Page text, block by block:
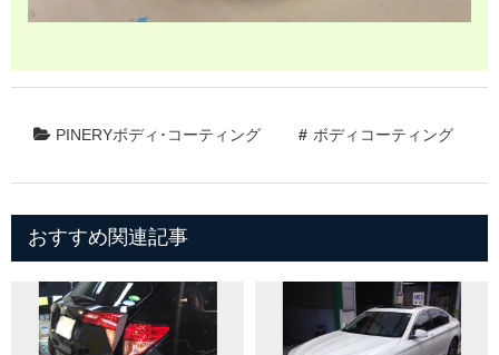
PINERYボディ･コーティング ボディコーティング
おすすめ関連記事